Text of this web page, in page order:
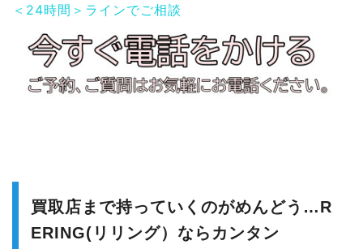
＜24時間＞ラインでご相談
買取店まで持っていくのがめんどう…R
ERING(リリング）ならカンタン